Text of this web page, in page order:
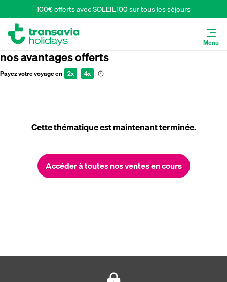
100€ offerts avec SOLEIL100 sur tous les séjours
Menu
nos avantages offerts
Payez votre voyage en 2x 4x
Cette thématique est maintenant terminée.
Accéder à toutes nos ventes en cours